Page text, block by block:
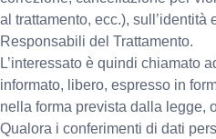
al trattamento, ecc.),
Responsabili del Trattamento.
L’interessato è quindi chiamato
informato, libero, espresso in
nella forma prevista dalla legge,
Qualora i conferimenti di dati